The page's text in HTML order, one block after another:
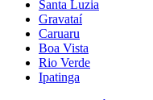
Santa Luzia
Gravataí
Caruaru
Boa Vista
Rio Verde
Ipatinga